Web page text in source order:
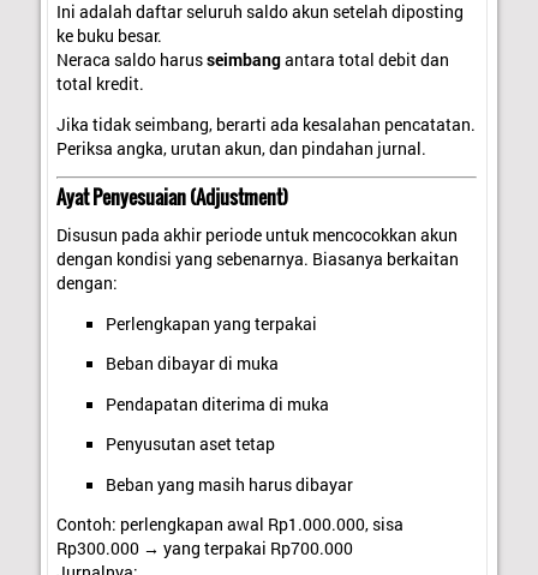
Ini adalah daftar seluruh saldo akun setelah diposting
ke buku besar.
Neraca saldo harusseimbangantara total debit dan
total kredit.
Jika tidak seimbang, berarti ada kesalahan pencatatan.
Periksa angka, urutan akun, dan pindahan jurnal.
Ayat Penyesuaian (Adjustment)
Disusun pada akhir periode untuk mencocokkan akun
dengan kondisi yang sebenarnya. Biasanya berkaitan
dengan:
Perlengkapan yang terpakai
Beban dibayar di muka
Pendapatan diterima di muka
Penyusutan aset tetap
Beban yang masih harus dibayar
Contoh: perlengkapan awal Rp1.000.000, sisa
Rp300.000 → yang terpakai Rp700.000